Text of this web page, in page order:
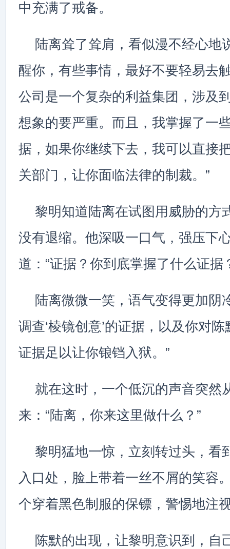
中充满了戒备。
陆离耸了耸肩，看似漫不经心地
醒你，有些事情，最好不要轻易去
公司是一个复杂的利益集团，涉及
想象的要严重。而且，我掌握了一
据，如果你继续下去，我可以直接
关部门，让你面临法律的制裁。”
黎明知道陆离在试图用威胁的方
没有退缩。他深吸一口气，强压下
道：“证据？你到底掌握了什么证据
陆离微微一笑，语气变得更加阴
调查‘棱镜创意’的证据，以及你对
证据足以让你锒铛入狱。”
就在这时，一个低沉的声音突然
来：“陆离，你来这里做什么？”
黎明猛地一惊，立刻转过头，看
入口处，脸上带着一丝不屑的笑容
个穿着黑色制服的保镖，警惕地注
陈默的出现，让黎明意识到，自